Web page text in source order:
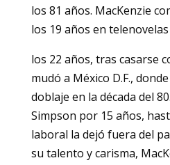
los 81 años. MacKenzie
los 19 años en
los 22 años, tras casarse
mudó a México D.F.,
doblaje en la década del
Simpson por 15 años,
laboral la dejó fuera del
su talento y carisma,